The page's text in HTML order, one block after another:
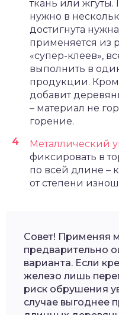
ткань или жгуты.
нужно в
достигнута
применяется из
«супер-клеев»,
выполнить в
продукции.
добавит
– материал не
горение.
Металлический
фиксировать в
по всей длине –
от степени
Совет! Применяя
предварительно
варианта. Если
железо лишь
риск обрушения
случае выгоднее